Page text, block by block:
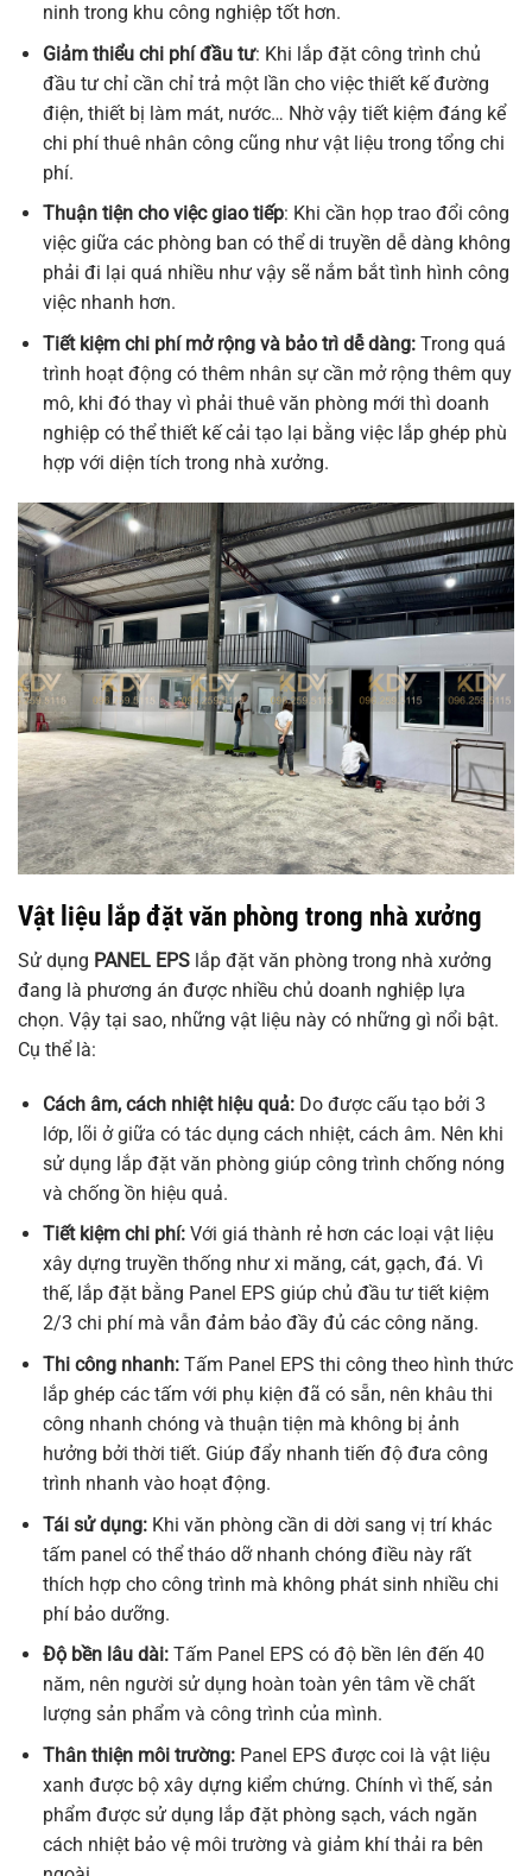
ninh trong khu công nghiệp tốt hơn.
Giảm thiểu chi phí đầu tư: Khi lắp đặt công trình chủ
đầu tư chỉ cần chỉ trả một lần cho việc thiết kế đường
điện, thiết bị làm mát, nước… Nhờ vậy tiết kiệm đáng kể
chi phí thuê nhân công cũng như vật liệu trong tổng chi
phí.
Thuận tiện cho việc giao tiếp: Khi cần họp trao đổi công
việc giữa các phòng ban có thể di truyền dễ dàng không
phải đi lại quá nhiều như vậy sẽ nắm bắt tình hình công
việc nhanh hơn.
Tiết kiệm chi phí mở rộng và bảo trì dễ dàng:Trong quá
trình hoạt động có thêm nhân sự cần mở rộng thêm quy
mô, khi đó thay vì phải thuê văn phòng mới thì doanh
nghiệp có thể thiết kế cải tạo lại bằng việc lắp ghép phù
hợp với diện tích trong nhà xưởng.
Vật liệu lắp đặt văn phòng trong nhà xưởng
Sử dụng PANEL EPS lắp đặt văn phòng trong nhà xưởng
đang là phương án được nhiều chủ doanh nghiệp lựa
chọn. Vậy tại sao, những vật liệu này có những gì nổi bật.
Cụ thể là:
Cách âm, cách nhiệt hiệu quả:Do được cấu tạo bởi 3
lớp, lõi ở giữa có tác dụng cách nhiệt, cách âm. Nên khi
sử dụng lắp đặt văn phòng giúp công trình chống nóng
và chống ồn hiệu quả.
Tiết kiệm chi phí:Với giá thành rẻ hơn các loại vật liệu
xây dựng truyền thống như xi măng, cát, gạch, đá. Vì
thế, lắp đặt bằng Panel EPS giúp chủ đầu tư tiết kiệm
2/3 chi phí mà vẫn đảm bảo đầy đủ các công năng.
Thi công nhanh:Tấm Panel EPS thi công theo hình thức
lắp ghép các tấm với phụ kiện đã có sẵn, nên khâu thi
công nhanh chóng và thuận tiện mà không bị ảnh
hưởng bởi thời tiết. Giúp đẩy nhanh tiến độ đưa công
trình nhanh vào hoạt động.
Tái sử dụng:Khi văn phòng cần di dời sang vị trí khác
tấm panel có thể tháo dỡ nhanh chóng điều này rất
thích hợp cho công trình mà không phát sinh nhiều chi
phí bảo dưỡng.
Độ bền lâu dài: Tấm Panel EPS có độ bền lên đến 40
năm, nên người sử dụng hoàn toàn yên tâm về chất
lượng sản phẩm và công trình của mình.
Thân thiện môi trường: Panel EPS được coi là vật liệu
xanh được bộ xây dựng kiểm chứng. Chính vì thế, sản
phẩm được sử dụng lắp đặt phòng sạch, vách ngăn
cách nhiệt bảo vệ môi trường và giảm khí thải ra bên